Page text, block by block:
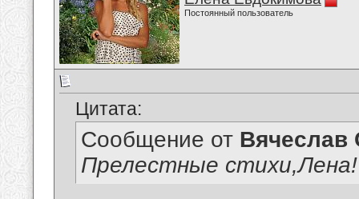
Постоянный пользователь
Цитата:
Сообщение от Вячеслав
Прелестные стихи,Лена!